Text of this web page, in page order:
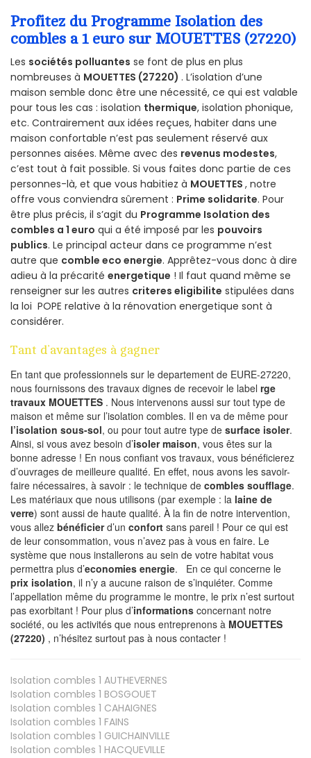
Profitez du Programme Isolation des
combles a 1 euro sur MOUETTES (27220)
Les sociétés polluantes se font de plus en plus
nombreuses à MOUETTES (27220) . L’isolation d’une
maison semble donc être une nécessité, ce qui est valable
pour tous les cas : isolation thermique, isolation phonique,
etc. Contrairement aux idées reçues, habiter dans une
maison confortable n’est pas seulement réservé aux
personnes aisées. Même avec des revenus modestes,
c’est tout à fait possible. Si vous faites donc partie de ces
personnes-là, et que vous habitiez à MOUETTES , notre
offre vous conviendra sûrement : Prime solidarite. Pour
être plus précis, il s’agit du Programme Isolation des
combles a 1 euro qui a été imposé par les pouvoirs
publics. Le principal acteur dans ce programme n’est
autre que comble eco energie. Apprêtez-vous donc à dire
adieu à la précarité energetique ! Il faut quand même se
renseigner sur les autres criteres eligibilite stipulées dans
la loi POPE relative à la rénovation energetique sont à
considérer.
Tant d’avantages à gagner
En tant que professionnels sur le departement de EURE-27220,
nous fournissons des travaux dignes de recevoir le label rge
travaux MOUETTES . Nous intervenons aussi sur tout type de
maison et même sur l’isolation combles. Il en va de même pour
l’isolation sous-sol, ou pour tout autre type de surface isoler.
Ainsi, si vous avez besoin d’isoler maison, vous êtes sur la
bonne adresse ! En nous confiant vos travaux, vous bénéficierez
d’ouvrages de meilleure qualité. En effet, nous avons les savoir-
faire nécessaires, à savoir : le technique de combles soufflage.
Les matériaux que nous utilisons (par exemple : la laine de
verre) sont aussi de haute qualité. À la fin de notre intervention,
vous allez bénéficierd’un confort sans pareil ! Pour ce qui est
de leur consommation, vous n’avez pas à vous en faire. Le
système que nous installerons au sein de votre habitat vous
permettra plus d’economies energie. En ce qui concerne le
prix isolation, il n’y a aucune raison de s’inquiéter. Comme
l’appellation même du programme le montre, le prix n’est surtout
pas exorbitant ! Pour plus d’informations concernant notre
société, ou les activités que nous entreprenons à MOUETTES
(27220) , n’hésitez surtout pas à nous contacter !
Isolation combles 1 AUTHEVERNES
Isolation combles 1 BOSGOUET
Isolation combles 1 CAHAIGNES
Isolation combles 1 FAINS
Isolation combles 1 GUICHAINVILLE
Isolation combles 1 HACQUEVILLE